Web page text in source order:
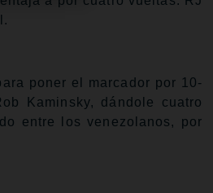
poner el marcador por 10-
Kaminsky, dándole cuatro
entre los venezolanos, por